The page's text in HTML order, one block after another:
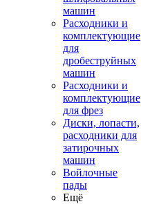
машин
Расходники и
комплектующие
для
дробеструйных
машин
Расходники и
комплектующие
для фрез
Диски, лопасти,
расходники для
затирочных
машин
Войлочные
пады
Ещё